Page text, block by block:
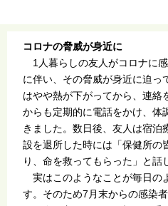
コロナの脅威が身近に
1人暮らしの友人がコロナに
に伴い、その脅威が身近に迫っ
はやや熱が下がってから、連絡
からも定期的に電話をかけ、体
きました。数日後、友人は宿泊
設を退所した時には「保健所の
り、命を救ってもらった」と話
実はこのようなことが毎日の
す。そのため7月末からの感染